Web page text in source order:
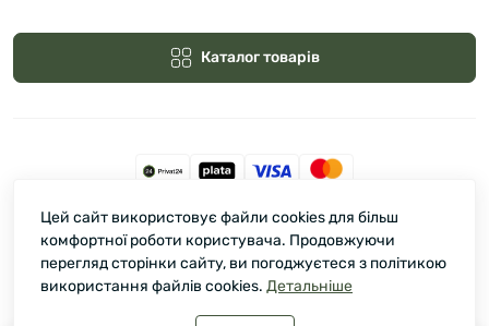
Каталог товарів
Зелмарт © 2026
Цей сайт використовує файли cookies для більш
комфортної роботи користувача. Продовжуючи
перегляд сторінки сайту, ви погоджуєтеся з політикою
використання файлів cookies. Детальніше